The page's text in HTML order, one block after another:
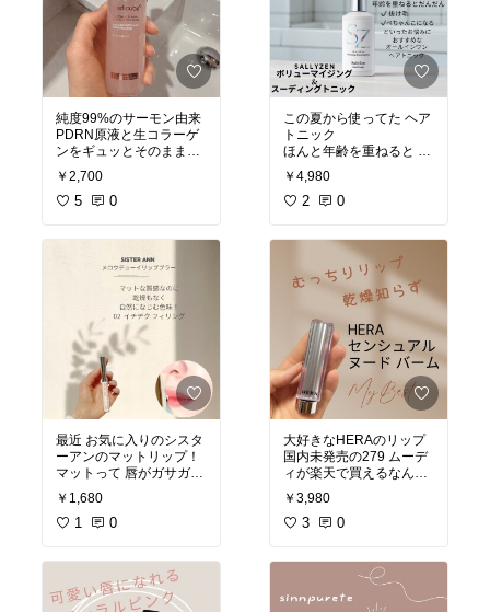
純度99%のサーモン由来
PDRN原液と生コラーゲ
ンをギュッとそのまま閉
じ込めたセラム！
メイクの上からミストす
ると ツヤ肌になって メイ
#オリジナル写真
#保湿ケア
#保湿ミスト
#おすすめ商品
#買って良かった物
#楽天room
￥2,700
5 0
最近 お気に入りのシスタ
ーアンのマットリップ！
マットって 唇がガサガサ
に乾燥したりするけど
これは いい感じにしっと
りしていて 唇 あれませ
いいので 全色揃えたい！
(笑)
￥1,680
1 0
この夏から使ってた ヘア
トニック
ほんと年齢を重ねると 頭
皮のお悩みも出てきて
イヤになる(笑)
こちら韓国のSallyzen オ
け毛予防や 髪のボリュー
ム出したい方
にはおすすめです！
#オリジナル写真
#頭皮ケア
#韓国コスメ
#頭皮お悩み
#オールインワントニッ
ク
#おすすめ商品
#買って良かった物
#楽天room
￥4,980
2 0
大好きなHERAのリップ
国内未発売の279 ムーデ
ィが楽天で買えるなんて
嬉し過ぎる！
めちゃくちゃ可愛い♡♡
#おすすめ商品
￥3,980
3 0